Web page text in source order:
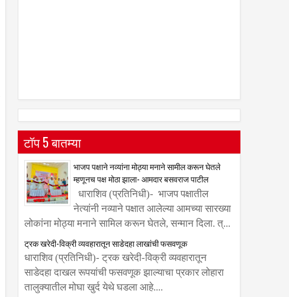
टॉप 5 बातम्या
भाजप पक्षाने नव्यांना मोठ्या मनाने सामील करून घेतले
म्हणूनच पक्ष मोठा झाला- आमदार बसवराज पाटील
धाराशिव (प्रतिनिधी)- भाजप पक्षातील
नेत्यांनी नव्याने पक्षात आलेल्या आमच्या सारख्या
लोकांना मोठ्या मनाने सामिल करून घेतले, सन्मान दिला. त्...
ट्रक खरेदी-विक्री व्यवहारातून साडेदहा लाखांची फसवणूक
धाराशिव (प्रतिनिधी)- ट्रक खरेदी-विक्री व्यवहारातून
साडेदहा दाखल रूपयांची फसवणूक झाल्याचा प्रकार लोहारा
तालुक्यातील मोघा खुर्द येथे घडला आहे....